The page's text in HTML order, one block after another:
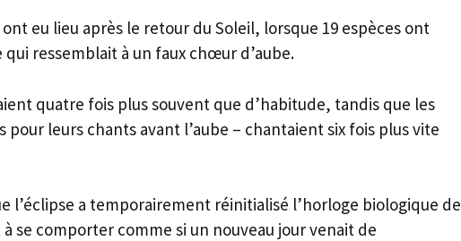
eu lieu après le retour du Soleil, lorsque 19 espèces ont
ressemblait à un faux chœur d’aube.
quatre fois plus souvent que d’habitude, tandis que les
pour leurs chants avant l’aube – chantaient six fois plus vite
l’éclipse a temporairement réinitialisé l’horloge biologique de
se comporter comme si un nouveau jour venait de